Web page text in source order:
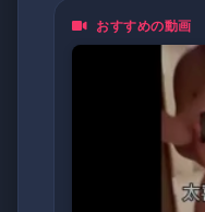
おすすめの動画